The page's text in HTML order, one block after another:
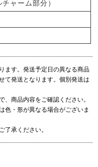
ャーム部分）
ます。発送予定日の異なる商品
て発送となります。個別発送は
商品内容をご確認ください。
色・形が異なる場合がございま
了承ください。